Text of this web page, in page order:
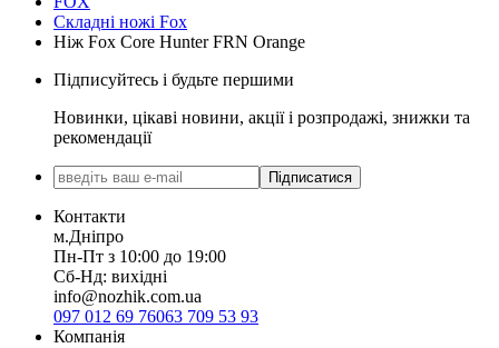
Складні ножі Fox
Ніж Fox Core Hunter FRN Orange
Підписуйтесь і будьте першими
Новинки, цікаві новини, акції і розпродажі, знижки та
рекомендації
Підписатися
Контакти
м.Дніпро
Пн-Пт з 10:00 до 19:00
Сб-Нд: вихідні
info@nozhik.com.ua
097 012 69 76063 709 53 93
Компанія